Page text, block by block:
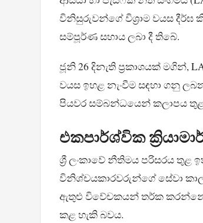
විනිසුරුවන්ගේ විශ්‍රාම වයස දීර්ඝ
සම්පූර්ණ සහාය ලබා දී තිබේ.
ජූනි 26 දිනැති ප්‍රකාශයක් මගින්,
වයස ඉහළ නැංවීම සඳහා ගනු
පියවර සම්බන්ධයෙන් කලාපය
එකපාර්ශ්වික
ශ්‍රී ලංකාවේ නීතිමය පරිසරය තුළ
විනිශ්චයකාරවරුන්ගේ සේවා
ඇතුළු විවේචකයන් තර්ක
කළ හැකි බවය.